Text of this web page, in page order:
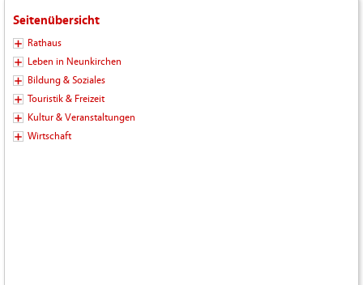
Seitenübersicht
Rathaus
Leben in Neunkirchen
Bildung & Soziales
Touristik & Freizeit
Kultur & Veranstaltungen
Wirtschaft